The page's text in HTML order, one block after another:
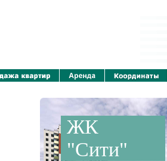
ЖК
"Сити"